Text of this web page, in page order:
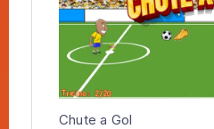
Chute a Gol